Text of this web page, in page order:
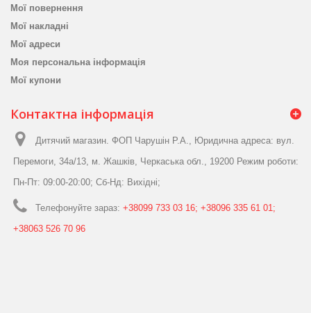
Мої повернення
Мої накладні
Мої адреси
Моя персональна інформація
Мої купони
Контактна інформація
Дитячий магазин. ФОП Чарушін Р.А., Юридична адреса: вул.
Перемоги, 34а/13, м. Жашків, Черкаська обл., 19200 Режим роботи:
Пн-Пт: 09:00-20:00; Сб-Нд: Вихідні;
Телефонуйте зараз: +38099 733 03 16; +38096 335 61 01;
+38063 526 70 96